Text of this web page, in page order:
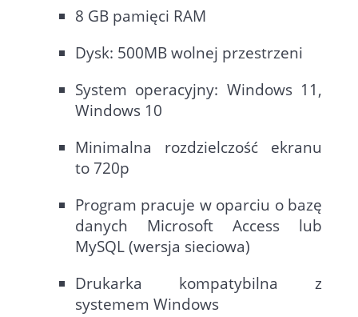
8 GB pamięci RAM
Dysk: 500MB wolnej przestrzeni
System operacyjny: Windows 11,
Windows 10
Minimalna rozdzielczość ekranu
to 720p
Program pracuje w oparciu o bazę
danych Microsoft Access lub
MySQL (wersja sieciowa)
Drukarka kompatybilna z
systemem Windows